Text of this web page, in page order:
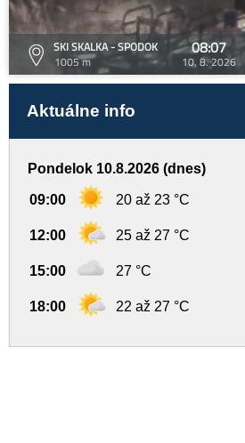
SKI SKALKA - SPODOK
1005 m
08:07
10. 8. 2026
Aktuálne info
Pondelok 10.8.2026 (dnes)
09:00 20 až 23 °C
12:00 25 až 27 °C
15:00 27 °C
18:00 22 až 27 °C